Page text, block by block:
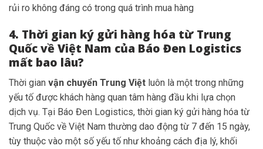
rủi ro không đáng có trong quá trình mua hàng
4. Thời gian ký gửi hàng hóa từ Trung
Quốc về Việt Nam của Báo Đen Logistics
mất bao lâu?
Thời gian vận chuyển Trung Việt luôn là một trong những
yếu tố được khách hàng quan tâm hàng đầu khi lựa chọn
dịch vụ. Tại Báo Đen Logistics, thời gian ký gửi hàng hóa từ
Trung Quốc về Việt Nam thường dao động từ 7 đến 15 ngày,
tùy thuộc vào một số yếu tố như khoảng cách địa lý, khối